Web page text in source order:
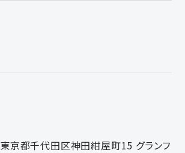
東京都千代田区神田紺屋町15 グランフ